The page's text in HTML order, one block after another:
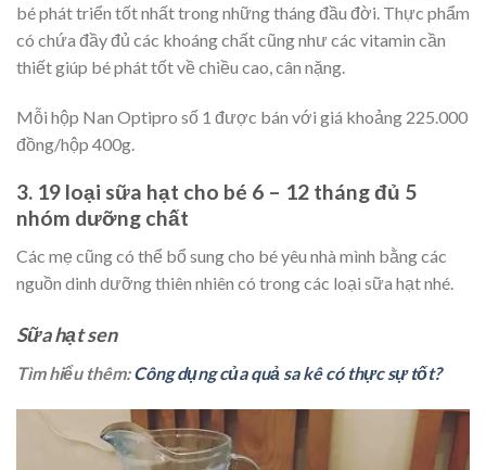
bé phát triển tốt nhất trong những tháng đầu đời. Thực phẩm
có chứa đầy đủ các khoáng chất cũng như các vitamin cần
thiết giúp bé phát tốt về chiều cao, cân nặng.
Mỗi hộp Nan Optipro số 1 được bán với giá khoảng 225.000
đồng/hộp 400g.
3. 19 loại sữa hạt cho bé 6 – 12 tháng đủ 5
nhóm dưỡng chất
Các mẹ cũng có thể bổ sung cho bé yêu nhà mình bằng các
nguồn dinh dưỡng thiên nhiên có trong các loại sữa hạt nhé.
Sữa hạt sen
Tìm hiểu thêm:Công dụng của quả sa kê có thực sự tốt?